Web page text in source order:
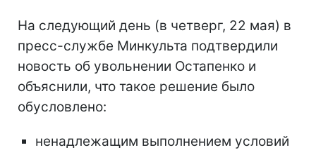
На следующий день (в четверг, 22 мая) в
пресс-службе Минкульта подтвердили
новость об увольнении Остапенко и
объяснили, что такое решение было
обусловлено:
ненадлежащим выполнением условий